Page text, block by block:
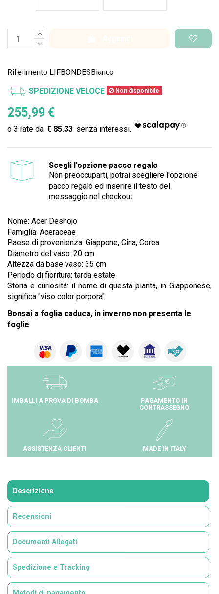
Riferimento LIFBONDESBianco
SPEDIZIONE VELOCE Non disponibile
255,99 €
€ 85.33
Scegli l'opzione pacco regalo
Non preoccuparti, potrai scegliere l'opzione
pacco regalo ed inserire il testo del
messaggio nel checkout
Nome: Acer Deshojo
Famiglia: Aceraceae
Paese di provenienza: Giappone, Cina, Corea
Diametro del vaso: 20 cm
Altezza da base vaso: 35 cm
Periodo di fioritura: tarda estate
Storia e curiosità: il nome di questa pianta, in Giapponese,
significa "viso color porpora".
Bonsai a foglia caduca, in inverno non presenta le
foglie
IMBALLI A PROVA DI BOMBA
PAGAMENTO IN
CONTRASSEGNO
ASSISTENZA CLIENTI MADE IN ITALY
Descrizione
Recensioni
Documenti Allegati
Spedizione e Tracking